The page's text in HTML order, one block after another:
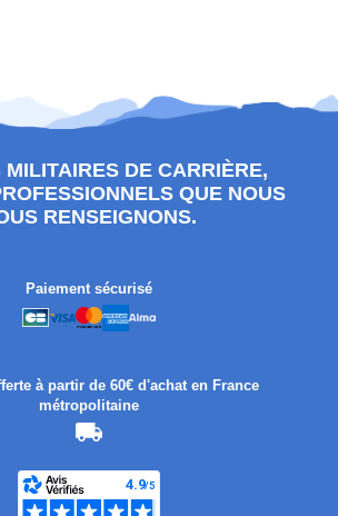
MILITAIRES DE CARRIÈRE,
QUE NOUS
RENSEIGNONS.
Paiement sécurisé
à partir de 60€ d'achat en France
métropolitaine